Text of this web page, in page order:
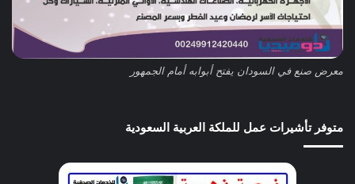
معرض صنع في السودان يفتح أبوابه أمام الجمهور
متوفر تأشيرات عمل للملكة العربية السعودية